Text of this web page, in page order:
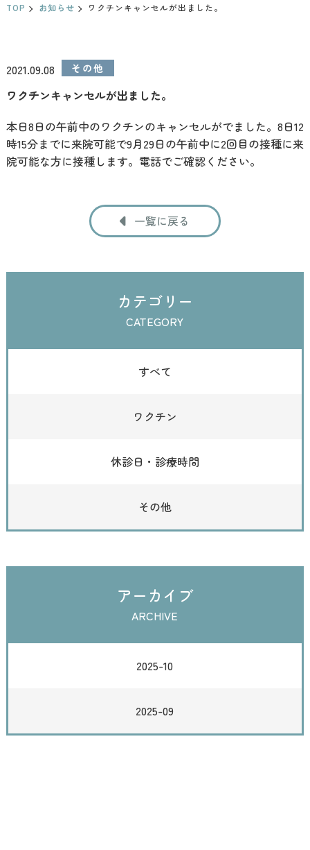
TOP お知らせ ワクチンキャンセルが出ました。
2021.09.08 その他
ワクチンキャンセルが出ました。
本日8日の午前中のワクチンのキャンセルがでました。8日12
時15分までに来院可能で9月29日の午前中に2回目の接種に来
院可能な方に接種します。電話でご確認ください。
一覧に戻る
カテゴリー
CATEGORY
すべて
ワクチン
休診日・診療時間
その他
アーカイブ
ARCHIVE
2025-10
2025-09